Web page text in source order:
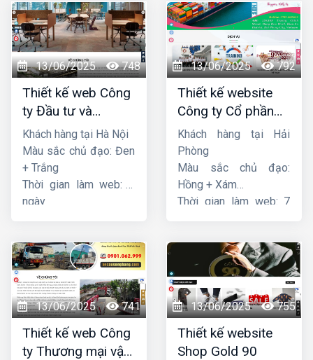
13/06/2025 748
Thiết kế web Công
ty Đầu tư và
Thương mại Five-
Star
Khách hàng tại Hà Nội
Màu sắc chủ đạo: Đen
+ Trắng
Thời gian làm web: 7
ngày
13/06/2025 792
Thiết kế website
Công ty Cổ phần
dịch vụ hàng hải
Sen
Khách hàng tại Hải
Phòng
Màu sắc chủ đạo:
Hồng + Xám
Thời gian làm web: 7
13/06/2025 741
Thiết kế web Công
ty Thương mại vận
13/06/2025 755
Thiết kế website
Shop Gold 90